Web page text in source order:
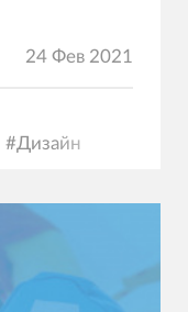
24 Фев 2021
#Дизайн